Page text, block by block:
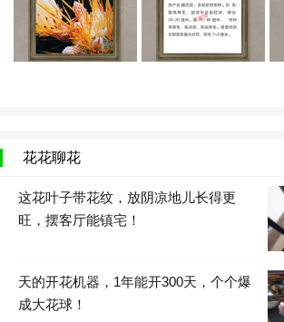
花花聊花
这花叶子带花纹，放阴凉地儿长得更
旺，摆客厅能镇宅！
天的开花机器，1年能开300天，个个爆
成大花球！